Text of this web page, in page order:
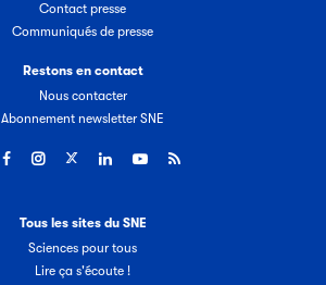
Contact presse
Communiqués de presse
Restons en contact
Nous contacter
Abonnement newsletter SNE
Tous les sites du SNE
Sciences pour tous
Lire ça s'écoute !